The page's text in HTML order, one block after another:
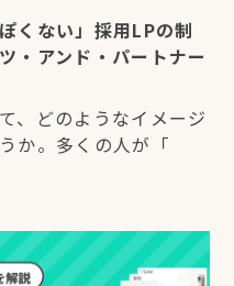
くない」採用LPの制
・アンド・パートナー
、どのようなイメージ
か。多くの人が「